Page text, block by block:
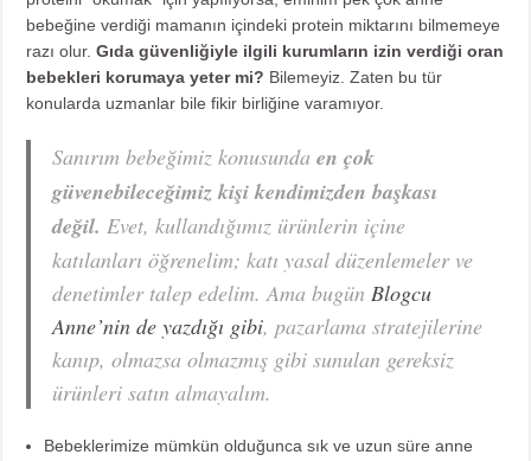
bebeğine verdiği mamanın içindeki protein miktarını bilmemeye
razı olur.Gıda güvenliğiyle ilgili kurumların izin verdiği oran
bebekleri korumaya yeter mi? Bilemeyiz. Zaten bu tür
konularda uzmanlar bile fikir birliğine varamıyor.
Sanırım bebeğimiz konusundaen çok
güvenebileceğimiz kişi kendimizden başkası
değil. Evet, kullandığımız ürünlerin içine
katılanları öğrenelim; katı yasal düzenlemeler ve
denetimler talep edelim. Ama bugünBlogcu
Anne’nin de yazdığı gibi, pazarlama stratejilerine
kanıp, olmazsa olmazmış gibi sunulan gereksiz
ürünleri satın almayalım.
Bebeklerimize mümkün olduğunca sık ve uzun süre anne